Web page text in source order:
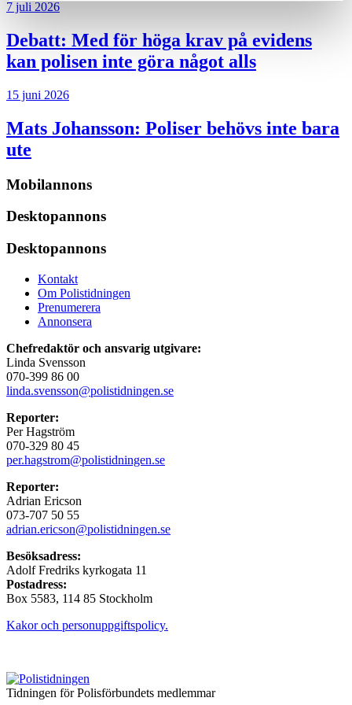
7 juli 2026
Debatt: Med för höga krav på evidens
kan polisen inte göra något alls
15 juni 2026
Mats Johansson: Poliser behövs inte bara
ute
Mobilannons
Desktopannons
Desktopannons
Kontakt
Om Polistidningen
Prenumerera
Annonsera
Chefredaktör och ansvarig utgivare:
Linda Svensson
070-399 86 00
linda.svensson@polistidningen.se
Reporter:
Per Hagström
070-329 80 45
per.hagstrom@polistidningen.se
Reporter:
Adrian Ericson
073-707 50 55
adrian.ericson@polistidningen.se
Besöksadress:
Adolf Fredriks kyrkogata 11
Postadress:
Box 5583, 114 85 Stockholm
Kakor och personuppgiftspolicy.
Tidningen för Polisförbundets medlemmar